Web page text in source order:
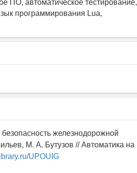
ПО, автоматическое тестирование,
программирования Lua,
железнодорожной
М. А. Бутузов // Автоматика на
UPOUIG